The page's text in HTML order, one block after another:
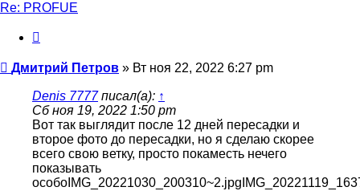
Re: PROFUE
Сообщение
Дмитрий Петров » Вт ноя 22, 2022 6:27 pm
Denis 7777писал(а): ↑
Сб ноя 19, 2022 1:50 pm
Вот так выглядит после 12 дней пересадки и
второе фото до пересадки, но я сделаю скорее
всего свою ветку, просто покаместь нечего
показывать